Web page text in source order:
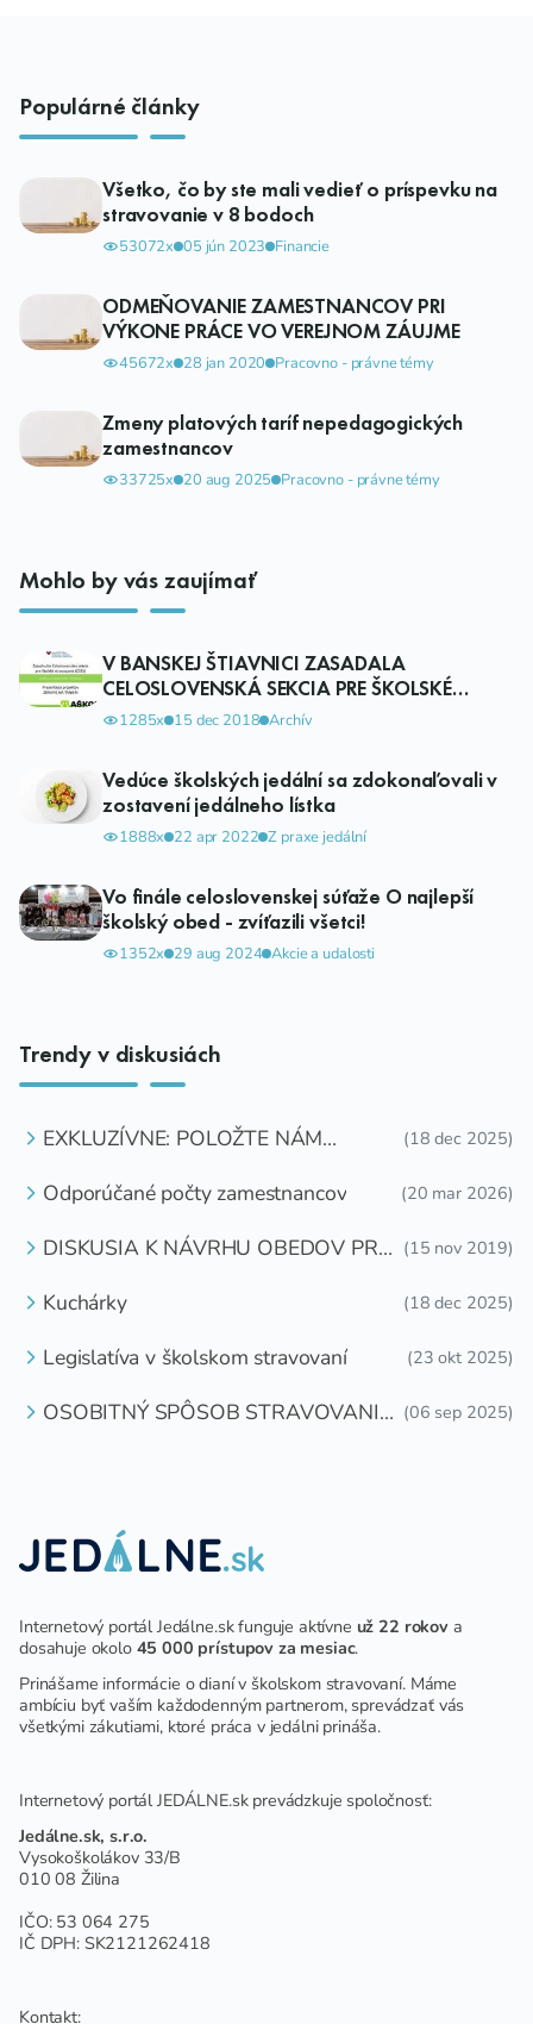
Populárné články
Všetko, čo by ste mali vedieť o príspevku na
stravovanie v 8 bodoch
53072x 05 jún 2023 Financie
ODMEŇOVANIE ZAMESTNANCOV PRI
VÝKONE PRÁCE VO VEREJNOM ZÁUJME
45672x 28 jan 2020 Pracovno - právne témy
Zmeny platových taríf nepedagogických
zamestnancov
33725x 20 aug 2025 Pracovno - právne témy
Mohlo by vás zaujímať
V BANSKEJ ŠTIAVNICI ZASADALA
CELOSLOVENSKÁ SEKCIA PRE ŠKOLSKÉ
STRAVOVANIE
1285x 15 dec 2018 Archív
Vedúce školských jedální sa zdokonaľovali v
zostavení jedálneho lístka
1888x 22 apr 2022 Z praxe jedální
Vo finále celoslovenskej súťaže O najlepší
školský obed - zvíťazili všetci!
1352x 29 aug 2024 Akcie a udalosti
Trendy v diskusiách
EXKLUZÍVNE: POLOŽTE NÁM
(18 dec 2025)
Odporúčané počty zamestnancov (20 mar 2026)
DISKUSIA K NÁVRHU OBEDOV PRE
(15 nov 2019)
Kuchárky (18 dec 2025)
Legislatíva v školskom stravovaní (23 okt 2025)
OSOBITNÝ SPÔSOB STRAVOVANIA (06 sep 2025)
Internetový portál Jedálne.sk funguje aktívne už 22 rokova
dosahuje okolo 45 000 prístupov za mesiac.
Prinášame informácie o dianí v školskom stravovaní. Máme
ambíciu byť vaším každodenným partnerom, sprevádzať vás
všetkými zákutiami, ktoré práca v jedálni prináša.
Internetový portál JEDÁLNE.sk prevádzkuje spoločnosť:
Jedálne.sk, s.r.o.
Vysokoškolákov 33/B
010 08 Žilina
IČO: 53 064 275
IČ DPH: SK2121262418
Kontakt: